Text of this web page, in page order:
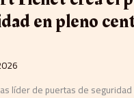
en pleno
líder de puertas de